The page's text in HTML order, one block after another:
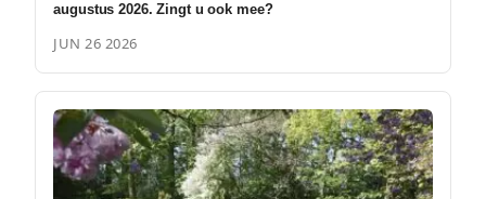
augustus 2026. Zingt u ook mee?
JUN 26 2026